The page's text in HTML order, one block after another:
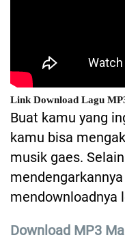
Link Download Lagu
Buat kamu yang
kamu bisa
musik gaes.
mendownloadnya
Download MP3